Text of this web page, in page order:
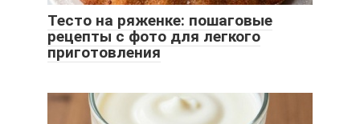
Тесто на ряженке: пошаговые
рецепты с фото для легкого
приготовления